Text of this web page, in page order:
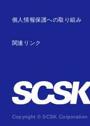
個人情報保護への取り組み
関連リンク
Copyright © SCSK Corporation